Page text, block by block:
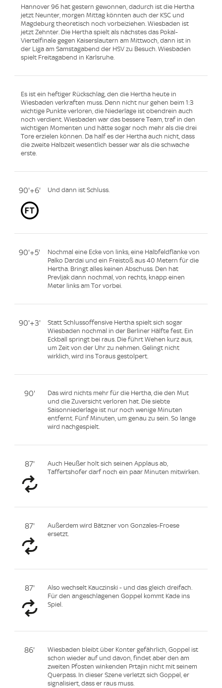
Hannover 96 hat gestern gewonnen, dadurch ist die Hertha
jetzt Neunter, morgen Mittag könnten auch der KSC und
Magdeburg theoretisch noch vorbeiziehen. Wiesbaden ist
jetzt Zehnter. Die Hertha spielt als nächstes das Pokal-
Viertelfinale gegen Kaiserslautern am Mittwoch, dann ist in
der Liga am Samstagabend der HSV zu Besuch. Wiesbaden
spielt Freitagabend in Karlsruhe.
Es ist ein heftiger Rückschlag, den die Hertha heute in
Wiesbaden verkraften muss. Denn nicht nur gehen beim 1:3
wichtige Punkte verloren, die Niederlage ist obendrein auch
noch verdient. Wiesbaden war das bessere Team, traf in den
wichtigen Momenten und hätte sogar noch mehr als die drei
Tore erzielen können. Da half es der Hertha auch nicht, dass
die zweite Halbzeit wesentlich besser war als die schwache
erste.
90'+6' Und dann ist Schluss.
90'+5'
Nochmal eine Ecke von links, eine Halbfeldflanke von
Palko Dardai und ein Freistoß aus 40 Metern für die
Hertha. Bringt alles keinen Abschuss. Den hat
Prevljak dann nochmal, von rechts, knapp einen
Meter links am Tor vorbei.
90'+3'
Statt Schlussoffensive Hertha spielt sich sogar
Wiesbaden nochmal in der Berliner Hälfte fest. Ein
Eckball springt bei raus. Die führt Wehen kurz aus,
um Zeit von der Uhr zu nehmen. Gelingt nicht
wirklich, wird ins Toraus gestolpert.
90'
Das wird nichts mehr für die Hertha, die den Mut
und die Zuversicht verloren hat. Die siebte
Saisonniederlage ist nur noch wenige Minuten
entfernt. Fünf Minuten, um genau zu sein. So lange
wird nachgespielt.
87'
Auch Heußer holt sich seinen Applaus ab,
Taffertshofer darf noch ein paar Minuten mitwirken.
87'
Außerdem wird Bätzner von Gonzales-Froese
ersetzt.
87'
Also wechselt Kauczinski - und das gleich dreifach.
Für den angeschlagenen Goppel kommt Kade ins
Spiel.
86'
Wiesbaden bleibt über Konter gefährlich, Goppel ist
schon wieder auf und davon, findet aber den am
zweiten Pfosten winkenden Prtajin nicht mit seinem
Querpass. In dieser Szene verletzt sich Goppel, er
signalisiert, dass er raus muss.